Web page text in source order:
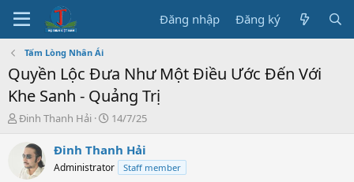
Đăng nhập Đăng ký
Tấm Lòng Nhân Ái
Quyền Lộc Đưa Như Một Điều Ước Đến Với
Khe Sanh - Quảng Trị
T
e
a
Đinh Thanh Hải
N
à
b
14/7/25
Đinh Thanh Hải
Administrator Staff member